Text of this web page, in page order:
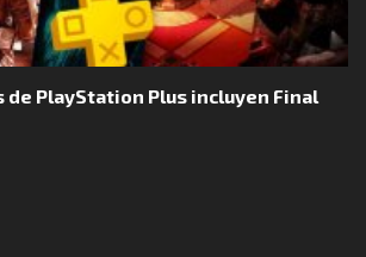
PlayStation Plus incluyen Final